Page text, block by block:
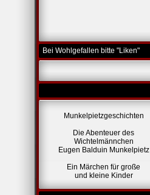
Bei Wohlgefallen bitte "Liken"
Munkelpietzgeschichten
Die Abenteuer des
Wichtelmännchen
Eugen Balduin Munkelpietz
Ein Märchen für große
und kleine Kinder